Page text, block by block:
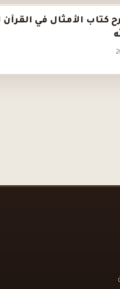
كتاب الأمثال في القرآن